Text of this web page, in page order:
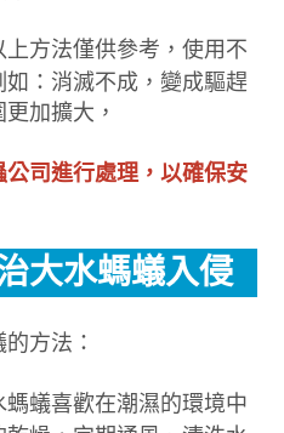
上方法僅供參考，使用不
：消滅不成，變成驅趕
加擴大，
司進行處理，以確保安
大水螞蟻入侵
方法：
螞蟻喜歡在潮濕的環境中